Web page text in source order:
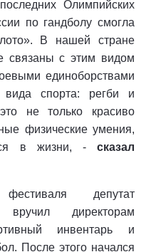
Олимпийских
по гандболу смогла
В нашей стране
связаны с этим видом
единоборствами
спорта: регби и
не только красиво
физические умения,
в жизни, - сказал
депутат
вручил директорам
инвентарь и
После этого начался